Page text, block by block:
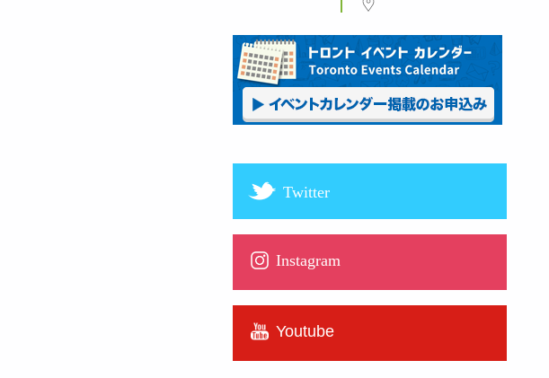
Twitter
Instagram
Youtube